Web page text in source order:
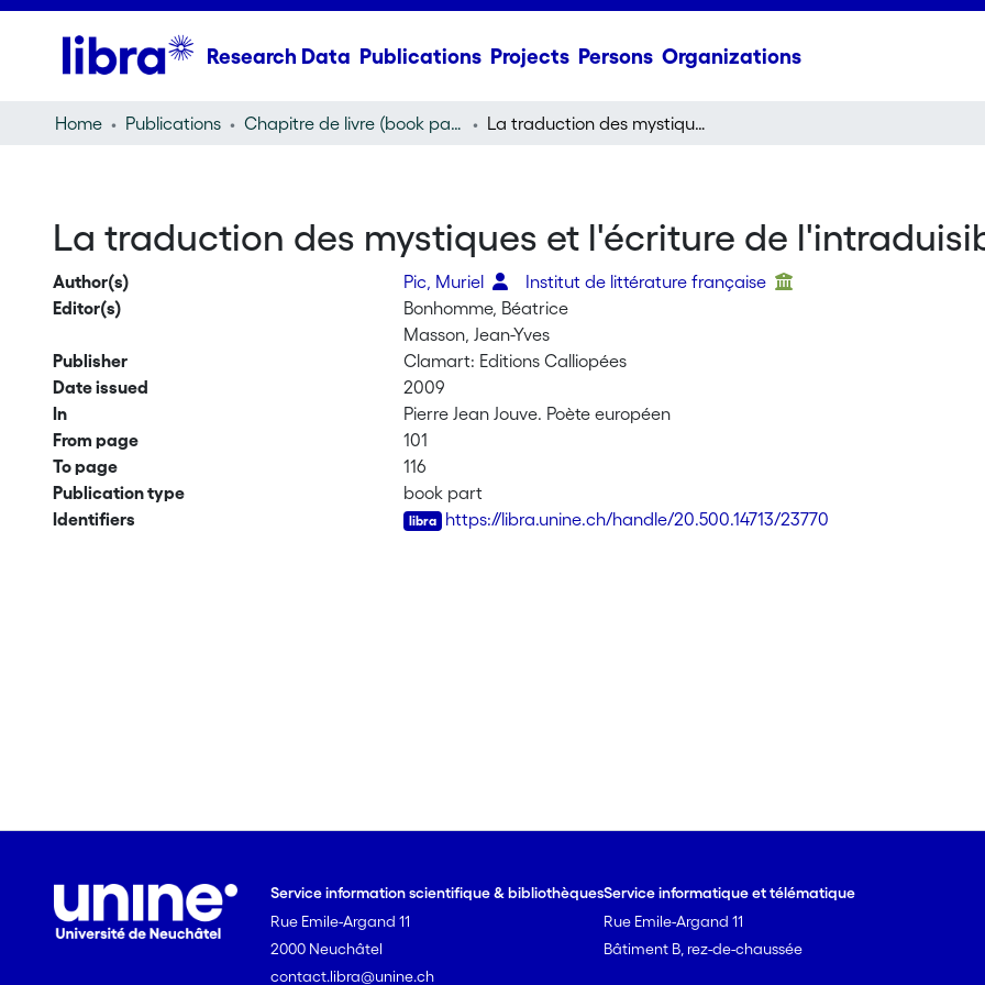
Research Data Publications Projects Persons Organizations
Home Publications Chapitre de livre (book part) La traduction des mystiques et l'écriture de l'intraduisible
La traduction des mystiques et l'écriture de
Author(s) Pic, Muriel
Institut de littérature française
Editor(s)
Bonhomme, Béatrice
Masson, Jean-Yves
Publisher
Clamart: Editions Calliopées
Date issued
2009
In
Pierre Jean Jouve. Poète européen
From page
101
To page
116
Publication type
book part
Identifiers
https://libra.unine.ch/handle/20.500.14713/23770
Service information scientifique & bibliothèques
Rue Emile-Argand 11
2000 Neuchâtel
contact.libra@unine.ch
Service informatique et télématique
Rue Emile-Argand 11
Bâtiment B, rez-de-chaussée